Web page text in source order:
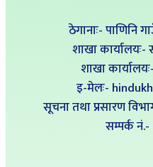
ठेगानाः- पाणिनि
शाखा कार्यालयः-
शाखा
इ-मेलः-
सूचना तथा प्रसारण
सम्पर्क